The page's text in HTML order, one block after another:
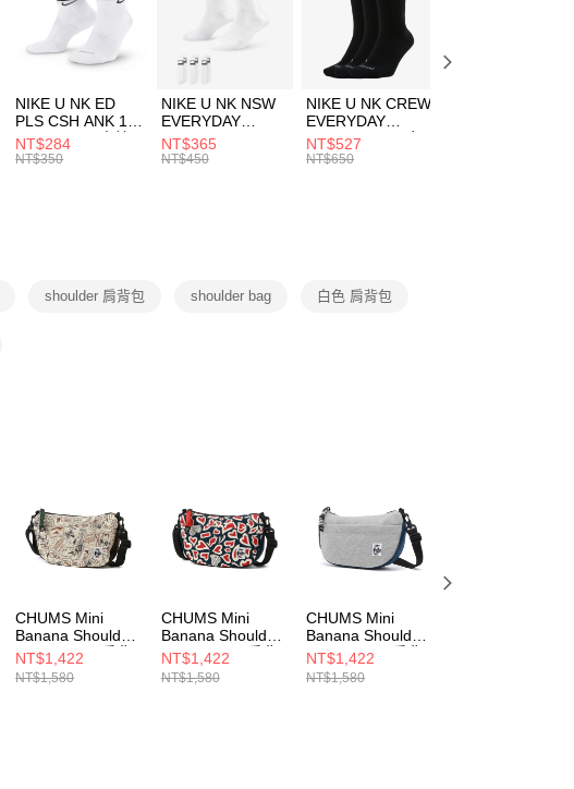
【「AFTEE先享後付」結帳流程】
１．於結帳方式選擇「AFTEE先享後付」後，將跳轉至「AFTEE先享後
付」結帳頁面，進行簡訊認證並確認金額後，即可完成結帳。
２．訂單成立數日內，您將收到繳費通知簡訊。
３．收到繳費通知簡訊後14天內，點擊此簡訊中的連結，可透過四大超商
／ATM／網路銀行／等多元方式進行付款，方視為交易完成。
※ 請注意：結帳手續完成當下不需立刻繳費，但若您需要取消訂單，請聯
絡購買商品的店家。未經商家同意取消之訂單仍視為有效，需透過AFTEE
先享後付繳納相關費用。
交易，需依本服務之必要範圍內提供個人資料，並將交易相關給付款項請
形，恩沛科技股份有限公司將有權停止該用戶之使用額度並採取法律行
動。
每筆NT$100，滿NT$1,500(含以上)免運費
付款後門市自取
每筆NT$100，滿NT$1,500(含以上)免運費
NIKE U NK ED
PLS CSH ANK 1P
144 DBL 男 中統
襪 DH4058104
NT$284
NT$350
NIKE U NK NSW
EVERYDAY
ESSENTIAL CR
男女 短統襪
NT$365
NT$450
NIKE U NK CREW
EVERYDAY
BBALL 3PR 男女
長統襪
NT$527
NT$650
shoulder 肩背包 shoulder bag 白色 肩背包
CHUMS Mini
Banana Shoulder
Sweat Nylon肩背
包
CH603609Z356
NT$1,422
NT$1,580
CHUMS Mini
Banana Shoulder
Sweat Nylon肩背
包
CH603609Z357
NT$1,422
NT$1,580
CHUMS Mini
Banana Shoulder
Sweat Nylon肩背
包 灰/藍
CH603609G019
NT$1,422
NT$1,580